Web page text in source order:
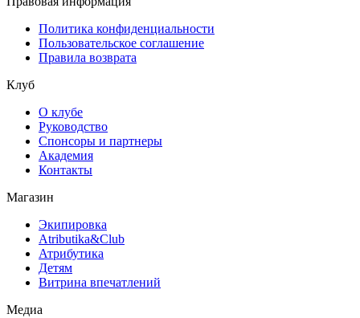
Политика конфиденциальности
Пользовательское соглашение
Правила возврата
Клуб
О клубе
Руководство
Спонсоры и партнеры
Академия
Контакты
Магазин
Экипировка
Atributika&Club
Атрибутика
Детям
Витрина впечатлений
Медиа